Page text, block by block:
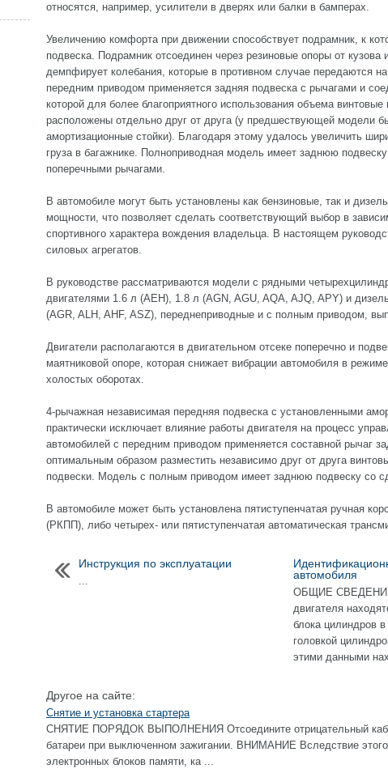
относятся, например, усилители в дверях или балки в бамперах.
Увеличению комфорта при движении способствует подрамник, к
подвеска. Подрамник отсоединен через резиновые опоры от кузова
демпфирует колебания, которые в противном случае передаются
передним приводом применяется задняя подвеска с рычагами и
которой для более благоприятного использования объема
расположены отдельно друг от друга (у предшествующей модели
амортизационные стойки). Благодаря этому удалось увеличить
груза в багажнике. Полноприводная модель имеет заднюю
поперечными рычагами.
В автомобиле могут быть установлены как бензиновые, так и
мощности, что позволяет сделать соответствующий выбор в
спортивного характера вождения владельца. В настоящем
силовых агрегатов.
В руководстве рассматриваются модели с рядными
двигателями 1.6 л (AEH), 1.8 л (AGN, AGU, AQA, AJQ, APY) и
(AGR, ALH, AHF, ASZ), переднеприводные и с полным приводом,
Двигатели располагаются в двигательном отсеке поперечно и
маятниковой опоре, которая снижает вибрации автомобиля в
холостых оборотах.
4-рычажная независимая передняя подвеска с установленными
практически исключает влияние работы двигателя на процесс
автомобилей с передним приводом применяется составной рычаг
оптимальным образом разместить независимо друг от друга
подвески. Модель с полным приводом имеет заднюю подвеску со
В автомобиле может быть установлена пятиступенчатая ручная
(РКПП), либо четырех- или пятиступенчатая автоматическая
Инструкция по эксплуатации
...
автомобиля
ОБЩИЕ СВЕДЕНИЯ
двигателя
блока цилиндров
головкой
этими данными
Другое на сайте:
Снятие и установка стартера
СНЯТИЕ ПОРЯДОК ВЫПОЛНЕНИЯ Отсоедините отрицательный
батареи при выключенном зажигании. ВНИМАНИЕ Вследствие
электронных блоков памяти, ка ...